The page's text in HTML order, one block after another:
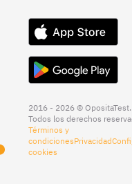
2016 - 2026 © OpositaTest.
Todos los derechos
Términos y
condicionesPrivacidad
cookies